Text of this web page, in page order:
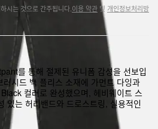
시는 것으로 간주됩니다. 이용 약관 및 개인정보처리방
를 통해 절제된 유니폼 감성을 선보입
시드 백 플리스 소재에 가먼트 다잉과
컬러로 완성했으며, 헤비웨이트 스
있는 허리밴드와 드로스트링, 실용적인